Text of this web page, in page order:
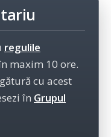
regulile
maxim 10 ore.
cu acest
în Grupul